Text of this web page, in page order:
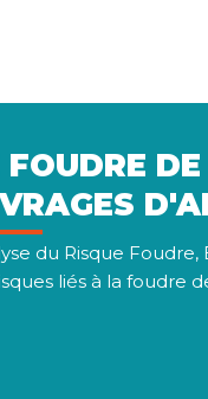
du Risque
liés à la foudre